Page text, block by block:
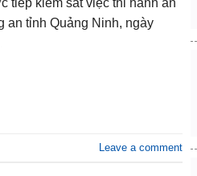
tiếp kiểm sát việc thi hành án
an tỉnh Quảng Ninh, ngày
Leave a comment